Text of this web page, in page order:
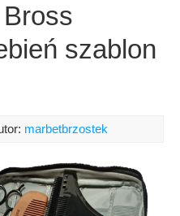
szablon
marbetbrzostek